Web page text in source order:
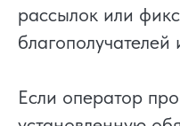
рассылок или
Если оператор